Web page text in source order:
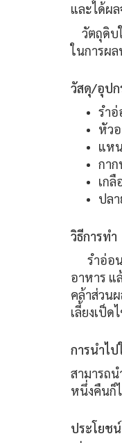
และได้ผ
วัตถุดิบ
ในการผ
วัสดุ/อุป
รำ
หัว
แห
กาก
เก
ปล
วิธีการทำ
รำอ่อน
อาหาร แ
คล้าส่วน
เลี้ยงเป็
การนำไป
สามารถ
หนึ่งคืนก็
ประโยชน์